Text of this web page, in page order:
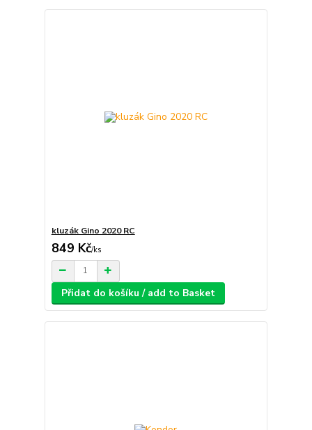
kluzák Gino 2020 RC
849 Kč/ks
Přidat do košíku / add to Basket